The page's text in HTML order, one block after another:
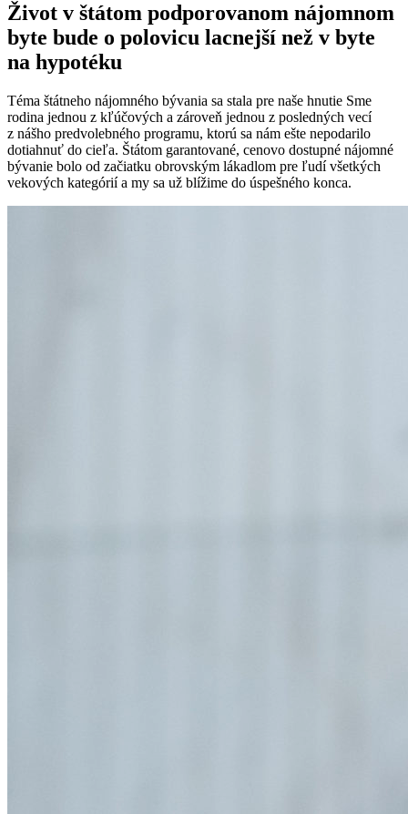
Život v štátom podporovanom nájomnom
byte bude o polovicu lacnejší než v byte
na hypotéku
Téma štátneho nájomného bývania sa stala pre naše hnutie Sme
rodina jednou z kľúčových a zároveň jednou z posledných vecí
z nášho predvolebného programu, ktorú sa nám ešte nepodarilo
dotiahnuť do cieľa. Štátom garantované, cenovo dostupné nájomné
bývanie bolo od začiatku obrovským lákadlom pre ľudí všetkých
vekových kategórií a my sa už blížime do úspešného konca.